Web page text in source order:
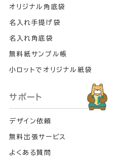
オリジナル角底袋
名入れ手提げ袋
名入れ角底袋
無料紙サンプル帳
小ロットでオリジナル紙袋
サポート
デザイン依頼
無料出張サービス
よくある質問